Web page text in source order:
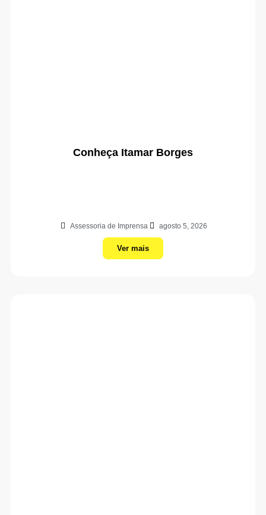
Conheça Itamar Borges
Assessoria de Imprensa agosto 5, 2026
Ver mais